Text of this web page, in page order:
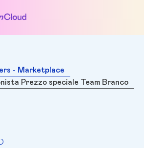
- Marketplace
Prezzo speciale Team Branco